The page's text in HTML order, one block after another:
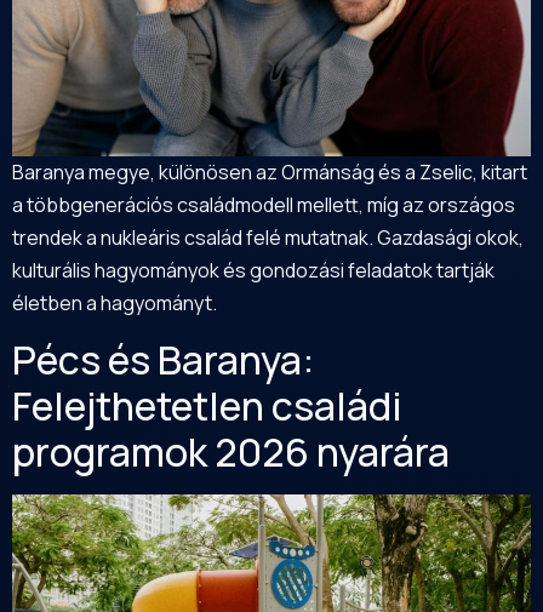
Baranya megye, különösen az Ormánság és a Zselic, kitart
a többgenerációs családmodell mellett, míg az országos
trendek a nukleáris család felé mutatnak. Gazdasági okok,
kulturális hagyományok és gondozási feladatok tartják
életben a hagyományt.
Pécs és Baranya:
Felejthetetlen családi
programok 2026 nyarára